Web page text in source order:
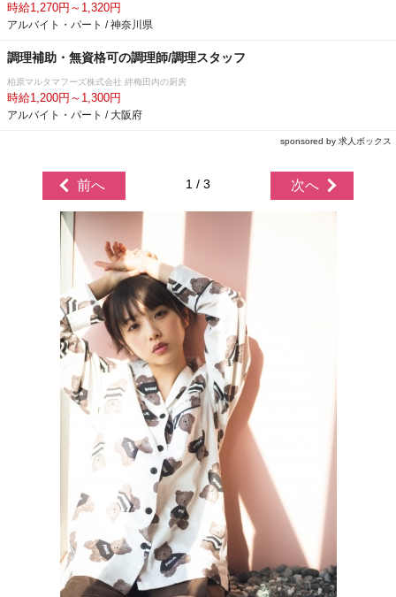
時給1,270円～1,320円
アルバイト・パート / 神奈川県
調理補助・無資格可の調理師/調理スタッフ
柏原マルタマフーズ株式会社 絆梅田内の厨房
時給1,200円～1,300円
アルバイト・パート / 大阪府
sponsored by 求人ボックス
前へ 1 / 3 次へ